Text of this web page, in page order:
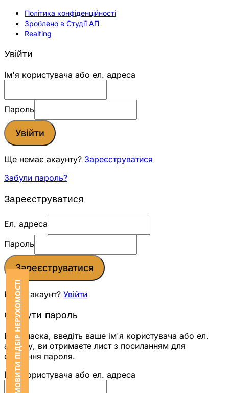
Політика конфіденційності
Зроблено в Студії АП
Realting
ЗАМОВИТИ ПІДБІР НЕРУХОМОСТІ
Увійти
Ім'я користувача або ел. адреса
Пароль
Увійти
Ще немає акаунту? Зареєструватися
Забули пароль?
Зареєструватися
Ел. адреса
Пароль
Зареєструватися
Вже є акаунт? Увійти
Скинути пароль
Будь ласка, введіть ваше ім'я користувача або ел.
адресу, ви отримаєте лист з посиланням для
скидання пароля.
Ім'я користувача або ел. адреса